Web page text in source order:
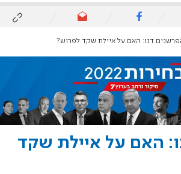
דנו: האם על איילת שקד לפרוש?
האם על איילת שקד